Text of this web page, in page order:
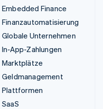
Embedded Finance
Finanzautomatisierung
Globale Unternehmen
In-App-Zahlungen
Marktplätze
Geldmanagement
Plattformen
SaaS